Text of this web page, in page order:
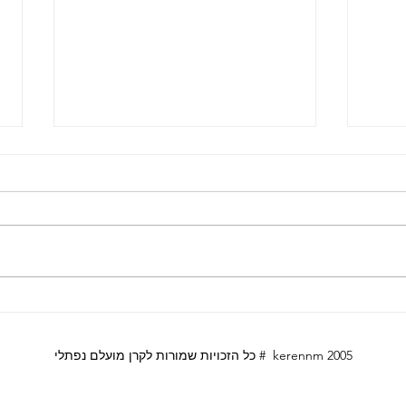
כל הזכויות שמורות לקרן מועלם נפתלי # kerennm 2005